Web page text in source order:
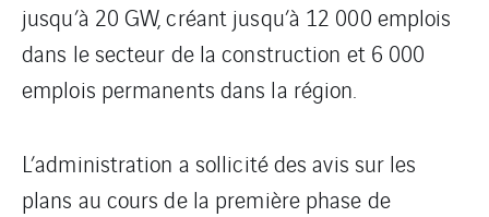
jusqu’à 20 GW, créant jusqu’à 12 000 emplois
dans le secteur de la construction et 6 000
emplois permanents dans la région.
L’administration a sollicité des avis sur les
plans au cours de la première phase de